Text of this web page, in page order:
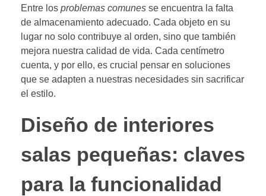
Entre los problemas comunes se encuentra la falta
de almacenamiento adecuado. Cada objeto en su
lugar no solo contribuye al orden, sino que también
mejora nuestra calidad de vida. Cada centímetro
cuenta, y por ello, es crucial pensar en soluciones
que se adapten a nuestras necesidades sin sacrificar
el estilo.
Diseño de interiores
salas pequeñas: claves
para la funcionalidad